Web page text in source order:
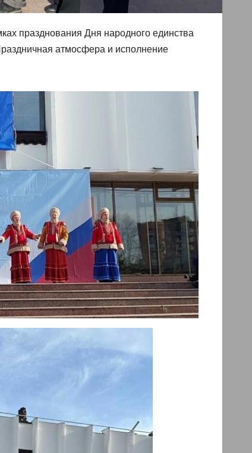
празднования Дня народного единства
атмосфера и исполнение